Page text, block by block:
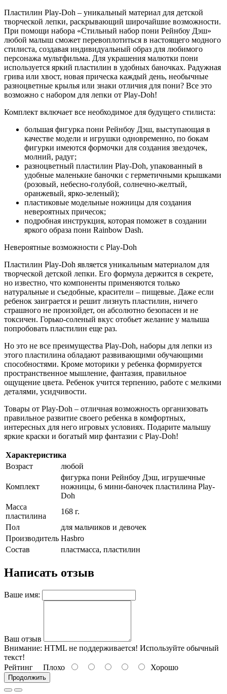
Пластилин Play-Doh – уникальный материал для детской
творческой лепки, раскрывающий широчайшие возможности.
При помощи набора «Стильный набор пони Рейнбоу Дэш»
любой малыш сможет перевоплотиться в настоящего модного
стилиста, создавая индивидуальный образ для любимого
персонажа мультфильма. Для украшения малютки пони
используется яркий пластилин в удобных баночках. Радужная
грива или хвост, новая прическа каждый день, необычные
разноцветные крылья или знаки отличия для пони? Все это
возможно с набором для лепки от Play-Doh!
Комплект включает все необходимое для будущего стилиста:
большая фигурка пони Рейнбоу Дэш, выступающая в
качестве модели и игрушки одновременно, по бокам
фигурки имеются формочки для создания звездочек,
молний, радуг;
разноцветный пластилин Play-Doh, упакованный в
удобные маленькие баночки с герметичными крышками
(розовый, небесно-голубой, солнечно-желтый,
оранжевый, ярко-зеленый);
пластиковые модельные ножницы для создания
невероятных причесок;
подробная инструкция, которая поможет в создании
яркого образа пони Rainbow Dash.
Невероятные возможности с Play-Doh
Пластилин Play-Doh является уникальным материалом для
творческой детской лепки. Его формула держится в секрете,
но известно, что компоненты применяются только
натуральные и съедобные, красители – пищевые. Даже если
ребенок заиграется и решит лизнуть пластилин, ничего
страшного не произойдет, он абсолютно безопасен и не
токсичен. Горько-соленый вкус отобьет желание у малыша
попробовать пластилин еще раз.
Но это не все преимущества Play-Doh, наборы для лепки из
этого пластилина обладают развивающими обучающими
способностями. Кроме моторики у ребенка формируется
пространственное мышление, фантазия, правильное
ощущение цвета. Ребенок учится терпению, работе с мелкими
деталями, усидчивости.
Товары от Play-Doh – отличная возможность организовать
правильное развитие своего ребенка в комфортных,
интересных для него игровых условиях. Подарите малышу
яркие краски и богатый мир фантазии с Play-Doh!
Характеристика
Возраст
любой
Комплект
фигурка пони Рейнбоу Дэш, игрушечные
ножницы, 6 мини-баночек пластилина Play-
Doh
Масса
пластилина
168 г.
Пол
для мальчиков и девочек
Производитель Hasbro
Состав
пластмасса, пластилин
Написать отзыв
Ваше имя:
Ваш отзыв
Внимание: HTML не поддерживается! Используйте обычный
текст!
Рейтинг Плохо Хорошо
Продолжить